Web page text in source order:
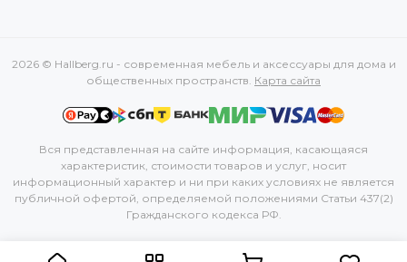
2026 © Hallberg.ru - современная мебель и аксессуары для дома и
общественных пространств. Карта сайта
Вся представленная на сайте информация, касающаяся
характеристик, стоимости товаров и услуг, носит
информационный характер и ни при каких условиях не является
публичной офертой, определяемой положениями Статьи 437(2)
Гражданского кодекса РФ.